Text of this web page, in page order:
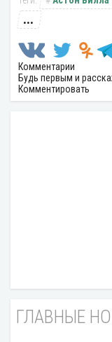
...
Комментарии
Будь первым и
Комментировать
ГЛАВНЫЕ